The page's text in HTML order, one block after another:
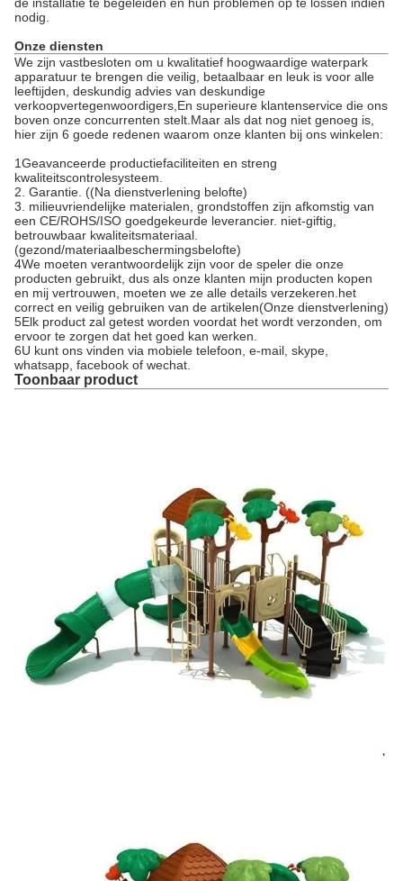
nodig.
Onze diensten
We zijn vastbesloten om u kwalitatief hoogwaardige waterpark
apparatuur te brengen die veilig, betaalbaar en leuk is voor alle
leeftijden, deskundig advies van deskundige
verkoopvertegenwoordigers,En superieure klantenservice die ons
boven onze concurrenten stelt.Maar als dat nog niet genoeg is,
hier zijn 6 goede redenen waarom onze klanten bij ons winkelen:
1Geavanceerde productiefaciliteiten en streng
kwaliteitscontrolesysteem.
2. Garantie. ((Na dienstverlening belofte)
3. milieuvriendelijke materialen, grondstoffen zijn afkomstig van
een CE/ROHS/ISO goedgekeurde leverancier. niet-giftig,
betrouwbaar kwaliteitsmateriaal.
(gezond/materiaalbeschermingsbelofte)
4We moeten verantwoordelijk zijn voor de speler die onze
producten gebruikt, dus als onze klanten mijn producten kopen
en mij vertrouwen, moeten we ze alle details verzekeren.het
correct en veilig gebruiken van de artikelen(Onze dienstverlening)
5Elk product zal getest worden voordat het wordt verzonden, om
ervoor te zorgen dat het goed kan werken.
6U kunt ons vinden via mobiele telefoon, e-mail, skype,
whatsapp, facebook of wechat.
Toonbaar product